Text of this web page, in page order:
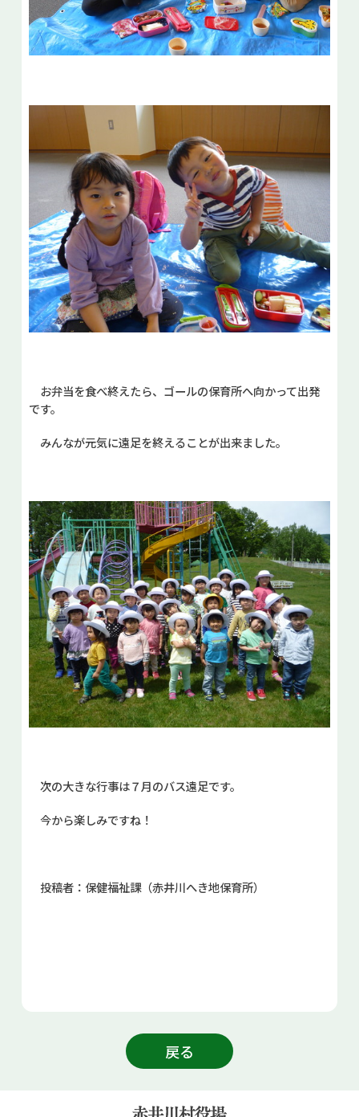
お弁当を食べ終えたら、ゴールの保育所へ向かって出発
です。
みんなが元気に遠足を終えることが出来ました。
次の大きな行事は７月のバス遠足です。
今から楽しみですね！
投稿者：保健福祉課（赤井川へき地保育所）
戻る